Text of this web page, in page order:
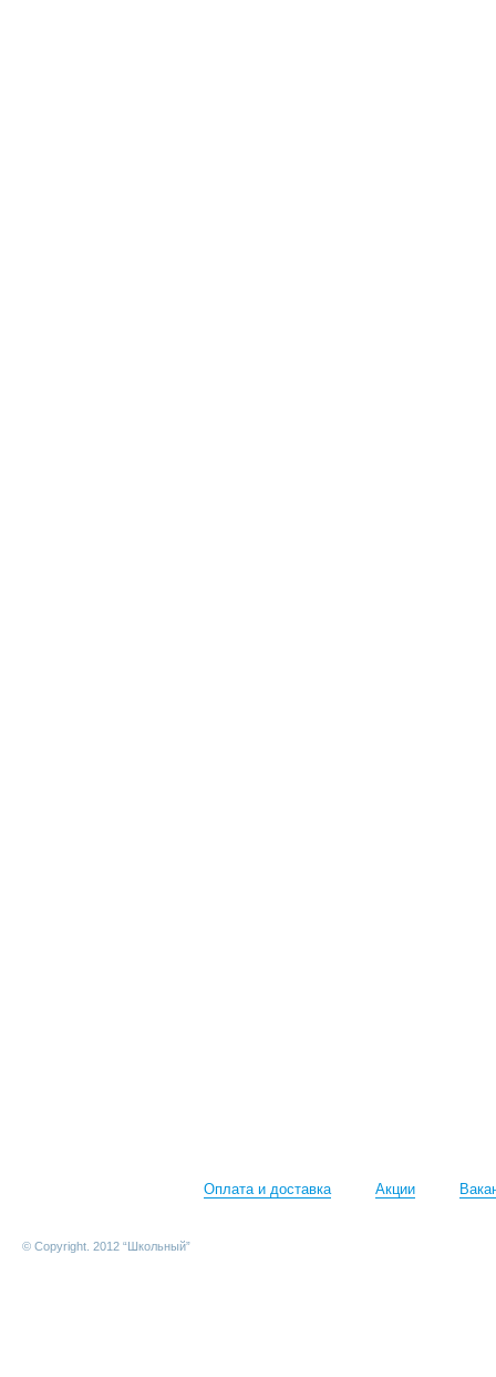
Оплата и доставка Акции
© Copyright. 2012 “Школьный”